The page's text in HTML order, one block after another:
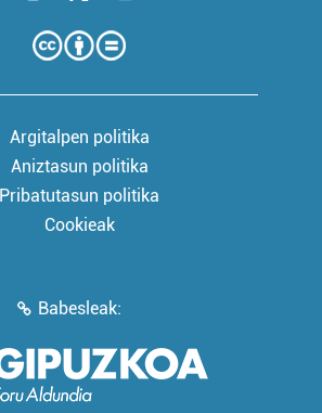
Argitalpen politika
Aniztasun politika
Pribatutasun politika
Cookieak
Babesleak: